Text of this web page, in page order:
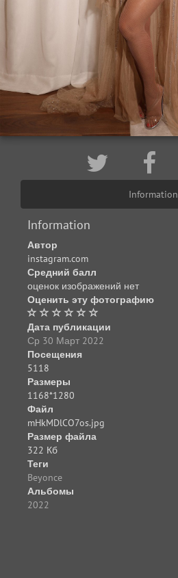
Information
Information
Автор
instagram.com
Средний балл
оценок изображений нет
Оценить эту фотографию
Дата публикации
Ср 30 Март 2022
Посещения
5118
Размеры
1168*1280
Файл
mHkMDlCO7os.jpg
Размер файла
322 Кб
Теги
Beyonce
Альбомы
2022